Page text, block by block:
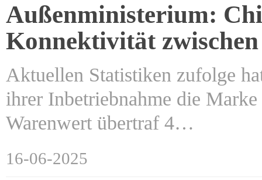
Außenministerium:
Konnektivität
Aktuellen Statistiken zufolge
ihrer Inbetriebnahme die
Warenwert übertraf 4…
16-06-2025